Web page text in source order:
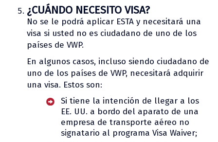
¿CUÁNDO NECESITO VISA?
No se le podrá aplicar ESTA y necesitará una
visa si usted no es ciudadano de uno de los
países de VWP.
En algunos casos, incluso siendo ciudadano de
uno de los países de VWP, necesitará adquirir
una visa. Estos son:
Si tiene la intención de llegar a los
EE. UU. a bordo del aparato de una
empresa de transporte aéreo no
signatario al programa Visa Waiver;